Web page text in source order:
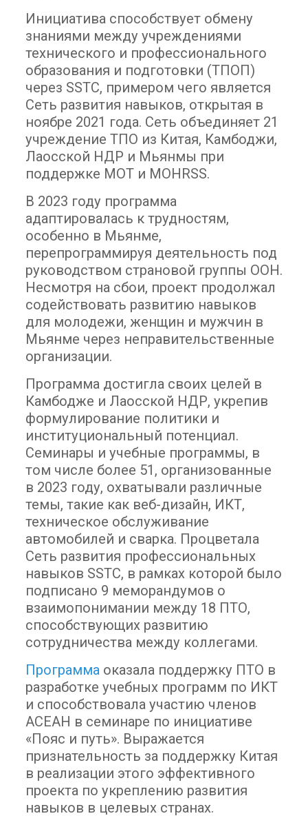
Инициатива способствует обмену
знаниями между учреждениями
технического и профессионального
образования и подготовки (ТПОП)
через SSTC, примером чего является
Сеть развития навыков, открытая в
ноябре 2021 года. Сеть объединяет 21
учреждение ТПО из Китая, Камбоджи,
Лаосской НДР и Мьянмы при
поддержке МОТ и MOHRSS.
В 2023 году программа
адаптировалась к трудностям,
особенно в Мьянме,
перепрограммируя деятельность под
руководством страновой группы ООН.
Несмотря на сбои, проект продолжал
содействовать развитию навыков
для молодежи, женщин и мужчин в
Мьянме через неправительственные
организации.
Программа достигла своих целей в
Камбодже и Лаосской НДР, укрепив
формулирование политики и
институциональный потенциал.
Семинары и учебные программы, в
том числе более 51, организованные
в 2023 году, охватывали различные
темы, такие как веб-дизайн, ИКТ,
техническое обслуживание
автомобилей и сварка. Процветала
Сеть развития профессиональных
навыков SSTC, в рамках которой было
подписано 9 меморандумов о
взаимопонимании между 18 ПТО,
способствующих развитию
сотрудничества между коллегами.
Программа оказала поддержку ПТО в
разработке учебных программ по ИКТ
и способствовала участию членов
АСЕАН в семинаре по инициативе
«Пояс и путь». Выражается
признательность за поддержку Китая
в реализации этого эффективного
проекта по укреплению развития
навыков в целевых странах.